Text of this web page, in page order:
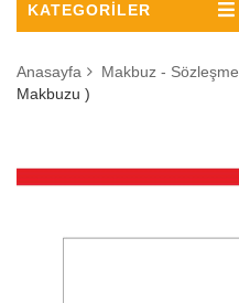
KATEGORİLER
Anasayfa Makbuz - Sözleşme
Makbuzu )